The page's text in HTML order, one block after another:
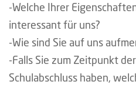
-Welche Ihrer
interessant für uns?
-Wie sind Sie auf uns
-Falls Sie zum Zeitpunkt
Schulabschluss haben,